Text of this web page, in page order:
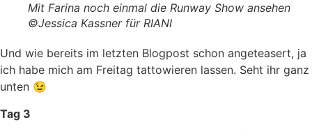
Mit Farina noch einmal die Runway Show ansehen
©Jessica Kassner für RIANI
Und wie bereits im letzten Blogpost schon angeteasert, ja
ich habe mich am Freitag tattowieren lassen. Seht ihr ganz
unten 😉
Tag 3